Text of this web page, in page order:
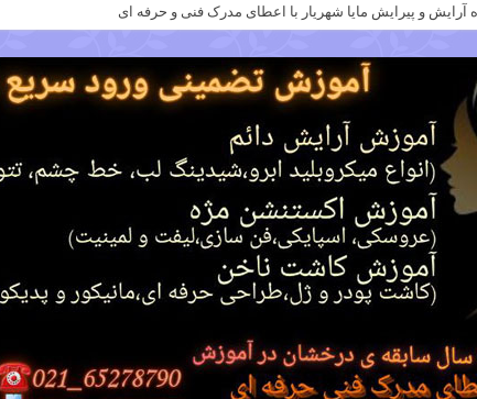
آرایش و پیرایش مایا شهریار با اعطای مدرک فنی و حرفه ای